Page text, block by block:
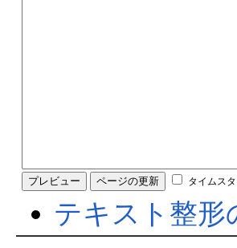
タイムス
テキスト整形